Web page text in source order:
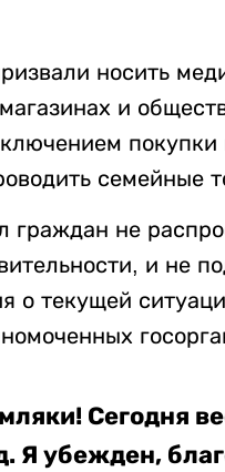
носить
и
покупки
семейные
граждан не
и не
о текущей
Сегодня
Я убежден,